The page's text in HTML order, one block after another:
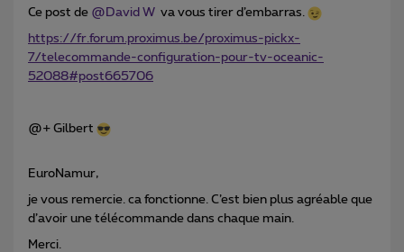
Ce post de @David W va vous tirer d’embarras.
https://fr.forum.proximus.be/proximus-pickx-
7/telecommande-configuration-pour-tv-oceanic-
52088#post665706
@+ Gilbert
EuroNamur,
je vous remercie. ca fonctionne. C’est bien plus agréable que
d’avoir une télécommande dans chaque main.
Merci.